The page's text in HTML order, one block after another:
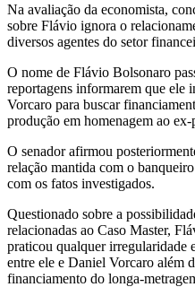
Na avaliação da economista,
sobre Flávio ignora o
diversos agentes do setor
O nome de Flávio Bolsonaro
reportagens informarem que ele
Vorcaro para buscar
produção em homenagem ao
O senador afirmou
relação mantida com o
com os fatos investigados.
Questionado sobre a
relacionadas ao Caso Master,
praticou qualquer irregularidade
entre ele e Daniel Vorcaro além
financiamento do longa-